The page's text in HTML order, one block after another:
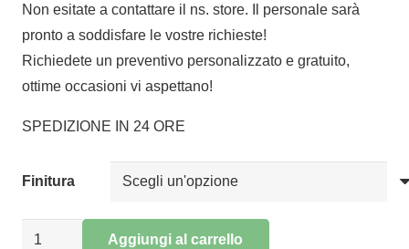
prezzo:
da
€25,00
a
Non esitate a contattare il ns. store. Il personale sarà
pronto a soddisfare le vostre richieste!
Richiedete un preventivo personalizzato e gratuito,
ottime occasioni vi aspettano!
SPEDIZIONE IN 24 ORE
Finitura
VENTILATORE
Aggiungi al carrello